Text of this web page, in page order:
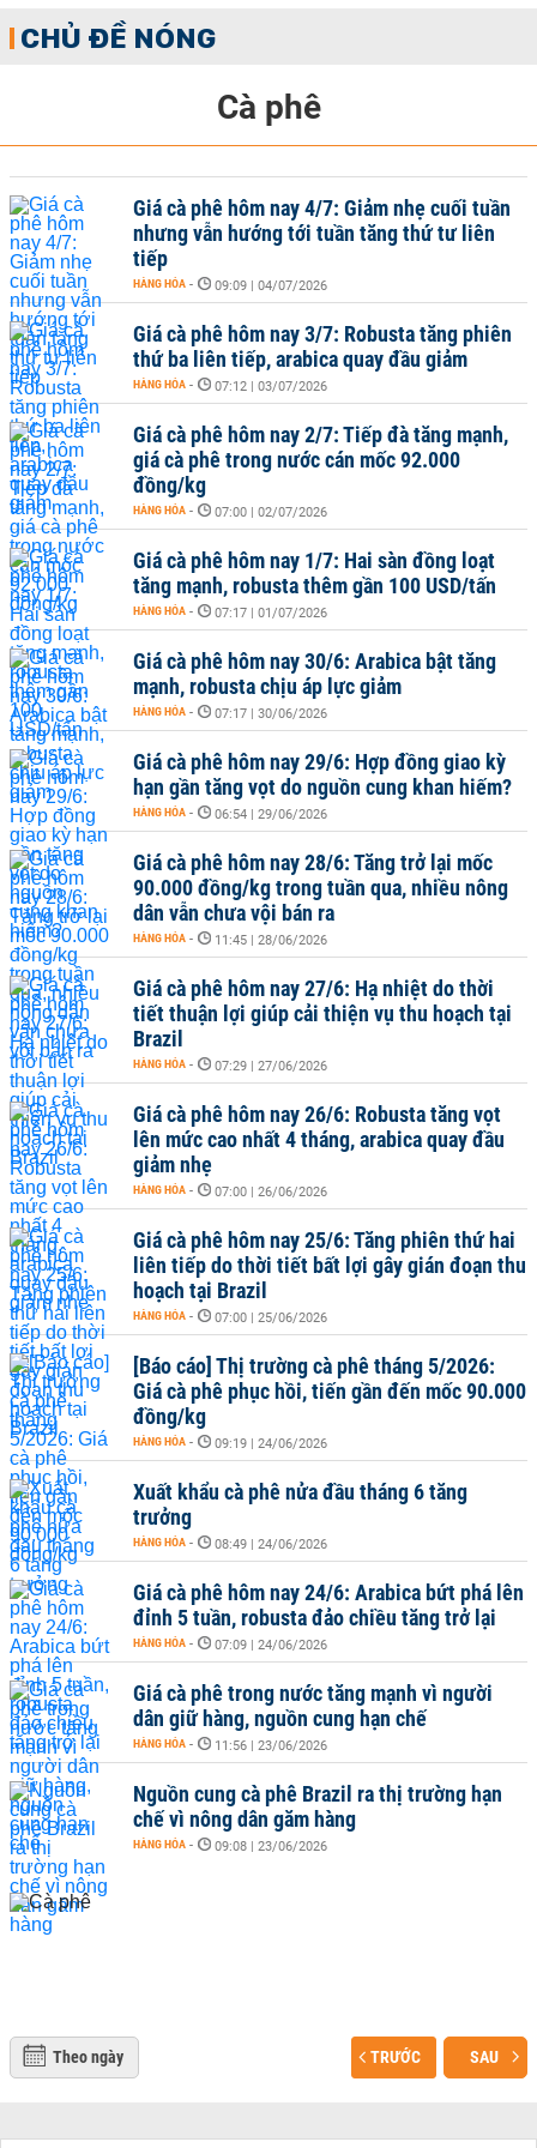
CHỦ ĐỀ NÓNG
Cà phê
Giá cà phê hôm nay 4/7: Giảm nhẹ cuối tuần
nhưng vẫn hướng tới tuần tăng thứ tư liên
tiếp
HÀNG HÓA - 09:09 | 04/07/2026
Giá cà phê hôm nay 3/7: Robusta tăng phiên
thứ ba liên tiếp, arabica quay đầu giảm
HÀNG HÓA - 07:12 | 03/07/2026
Giá cà phê hôm nay 2/7: Tiếp đà tăng mạnh,
giá cà phê trong nước cán mốc 92.000
đồng/kg
HÀNG HÓA - 07:00 | 02/07/2026
Giá cà phê hôm nay 1/7: Hai sàn đồng loạt
tăng mạnh, robusta thêm gần 100 USD/tấn
HÀNG HÓA - 07:17 | 01/07/2026
Giá cà phê hôm nay 30/6: Arabica bật tăng
mạnh, robusta chịu áp lực giảm
HÀNG HÓA - 07:17 | 30/06/2026
Giá cà phê hôm nay 29/6: Hợp đồng giao kỳ
hạn gần tăng vọt do nguồn cung khan hiếm?
HÀNG HÓA - 06:54 | 29/06/2026
Giá cà phê hôm nay 28/6: Tăng trở lại mốc
90.000 đồng/kg trong tuần qua, nhiều nông
dân vẫn chưa vội bán ra
HÀNG HÓA - 11:45 | 28/06/2026
Giá cà phê hôm nay 27/6: Hạ nhiệt do thời
tiết thuận lợi giúp cải thiện vụ thu hoạch tại
Brazil
HÀNG HÓA - 07:29 | 27/06/2026
Giá cà phê hôm nay 26/6: Robusta tăng vọt
lên mức cao nhất 4 tháng, arabica quay đầu
giảm nhẹ
HÀNG HÓA - 07:00 | 26/06/2026
Giá cà phê hôm nay 25/6: Tăng phiên thứ hai
liên tiếp do thời tiết bất lợi gây gián đoạn thu
hoạch tại Brazil
HÀNG HÓA - 07:00 | 25/06/2026
[Báo cáo] Thị trường cà phê tháng 5/2026:
Giá cà phê phục hồi, tiến gần đến mốc 90.000
đồng/kg
HÀNG HÓA - 09:19 | 24/06/2026
Xuất khẩu cà phê nửa đầu tháng 6 tăng
trưởng
HÀNG HÓA - 08:49 | 24/06/2026
Giá cà phê hôm nay 24/6: Arabica bứt phá lên
đỉnh 5 tuần, robusta đảo chiều tăng trở lại
HÀNG HÓA - 07:09 | 24/06/2026
Giá cà phê trong nước tăng mạnh vì người
dân giữ hàng, nguồn cung hạn chế
HÀNG HÓA - 11:56 | 23/06/2026
Nguồn cung cà phê Brazil ra thị trường hạn
chế vì nông dân găm hàng
HÀNG HÓA - 09:08 | 23/06/2026
Theo ngày TRƯỚC SAU